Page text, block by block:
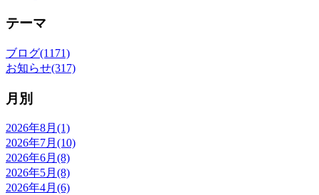
テーマ
ブログ(1171)
お知らせ(317)
月別
2026年8月(1)
2026年7月(10)
2026年6月(8)
2026年5月(8)
2026年4月(6)